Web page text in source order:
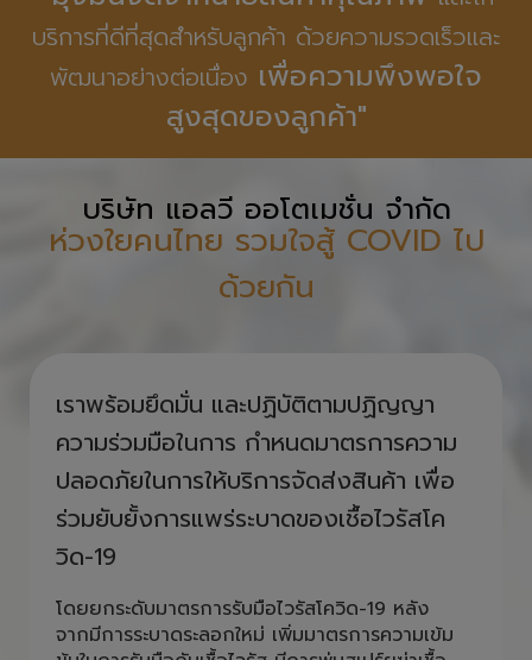
“มุ่งมั่นจัดจำหน่ายสินค้าคุณภาพและให้
บริการที่ดีที่สุดสำหรับลูกค้า ด้วยความรวดเร็วและ
พัฒนาอย่างต่อเนื่อง
เพื่อความพึงพอใจ
สูงสุดของลูกค้า"
บริษัท แอลวี ออโตเมชั่น จำกัด
ห่วงใยคนไทย รวมใจสู้ COVID ไป
เราพร้อมยึดมั่น และปฏิบัติตามปฏิญญา
ความร่วมมือในการ กำหนดมาตรการความ
ปลอดภัยในการให้บริการจัดส่งสินค้า เพื่อ
วิด-19